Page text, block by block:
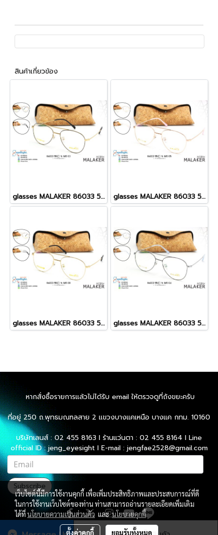
สินค้าเกี่ยวข้อง
glasses MALAKER 86033 55[]16-145 C3 glasses MALAKER 86033 55[]16-145 C5
glasses MALAKER 86033 55[]16-145 C8 glasses MALAKER 86033 55[]16-145 C4
หากสั่งซื้อรายการแล้วไม่ได้รับ email ให้ตรวจดูที่ถังขยะครับ
ที่อยู่ 250 ถ.พุทธมณฑลสาย 2 แขวงบางแคเหนือ บางแค กทม. 10160
บริษัทเลนส์ : 02 455 8163 l ร้านแว่นตา : 02 455 8164 l Line
official ID : jeng_eyesight l E-mail : jengfae2528@gmail.com
Subscribe
เว็บไซต์นี้มีการใช้งานคุกกี้ เพื่อเพิ่มประสิทธิภาพและประสบการณ์ที่ดี
ในการใช้งานเว็บไซต์ของท่าน ท่านสามารถอ่านรายละเอียดเพิ่มเติม
ได้ที่นโยบายความเป็นส่วนตัว และนโยบายคุกกี้
ตั้งค่าคุกกี้ ยอมรับทั้งหมด